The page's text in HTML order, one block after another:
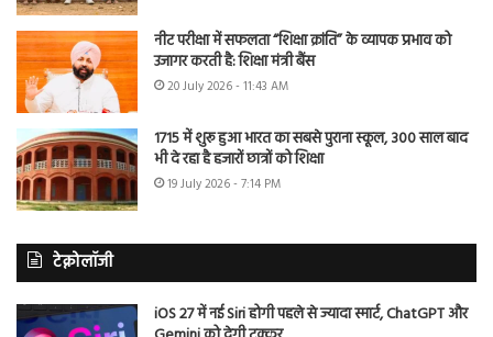
नीट परीक्षा में सफलता “शिक्षा क्रांति” के व्यापक प्रभाव को
उजागर करती है: शिक्षा मंत्री बैंस
20 July 2026 - 11:43 AM
1715 में शुरू हुआ भारत का सबसे पुराना स्कूल, 300 साल बाद
भी दे रहा है हजारों छात्रों को शिक्षा
19 July 2026 - 7:14 PM
टेक्नोलॉजी
iOS 27 में नई Siri होगी पहले से ज्यादा स्मार्ट, ChatGPT और